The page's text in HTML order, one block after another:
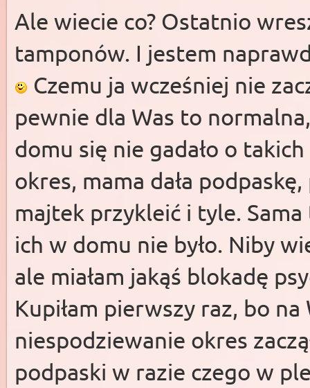
Ale wiecie co? Ostatnio
tamponów. I jestem
Czemu ja wcześniej nie
pewnie dla Was to
domu się nie gadało o
okres, mama dała
majtek przykleić i tyle.
ich w domu nie było. Niby
ale miałam jakąś blokadę
Kupiłam pierwszy raz, bo
niespodziewanie okres
podpaski w razie czego w